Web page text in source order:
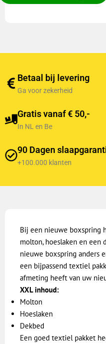
Betaal bij levering
Ga voor zekerheid
Gratis vanaf € 50,-
In NL en Be
90 Dagen
+100.000 klanten
Bij een nieuwe boxspring
molton, hoeslaken en een
nieuwe boxspring anders
een bijpassend textiel
afmeting heeft van uw
XXL inhoud:
Molton
Hoeslaken
Dekbed
Een goed textiel pakket